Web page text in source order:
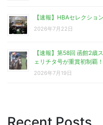
【速報】HBAセレクショ
2026年7月22日
【速報】第58回 函館2
ェリチタ号が重賞初制覇！
2026年7月19日